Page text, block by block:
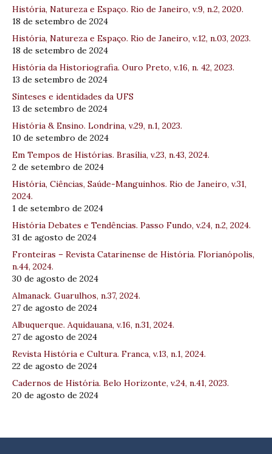
História, Natureza e Espaço. Rio de Janeiro, v.9, n.2, 2020.
18 de setembro de 2024
História, Natureza e Espaço. Rio de Janeiro, v.12, n.03, 2023.
18 de setembro de 2024
História da Historiografia. Ouro Preto, v.16, n. 42, 2023.
13 de setembro de 2024
Sínteses e identidades da UFS
13 de setembro de 2024
História & Ensino. Londrina, v.29, n.1, 2023.
10 de setembro de 2024
Em Tempos de Histórias. Brasília, v.23, n.43, 2024.
2 de setembro de 2024
História, Ciências, Saúde-Manguinhos. Rio de Janeiro, v.31,
2024.
1 de setembro de 2024
História Debates e Tendências. Passo Fundo, v.24, n.2, 2024.
31 de agosto de 2024
Fronteiras – Revista Catarinense de História. Florianópolis,
n.44, 2024.
30 de agosto de 2024
Almanack. Guarulhos, n.37, 2024.
27 de agosto de 2024
Albuquerque. Aquidauana, v.16, n.31, 2024.
27 de agosto de 2024
Revista História e Cultura. Franca, v.13, n.1, 2024.
22 de agosto de 2024
Cadernos de História. Belo Horizonte, v.24, n.41, 2023.
20 de agosto de 2024